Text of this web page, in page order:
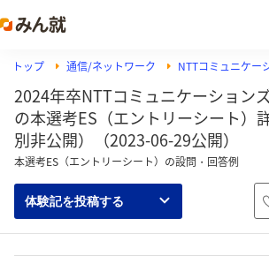
トップ 通信/ネットワーク NTTコミュニケー
2024年卒NTTコミュニケーション
の本選考ES（エントリーシート）
別非公開）（2023-06-29公開）
本選考ES（エントリーシート）の設問・回答例
体験記を投稿する